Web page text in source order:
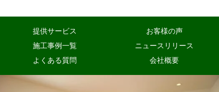
提供サービス
お客様の声
施工事例一覧
ニュースリリース
よくある質問
会社概要